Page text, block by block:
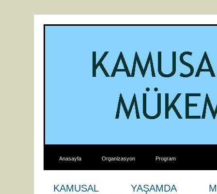
Anasayfa Organizasyon Program
KAMUSAL YAŞAMDA